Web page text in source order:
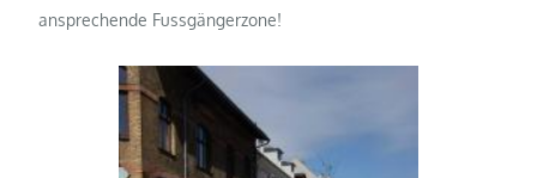
ansprechende Fussgängerzone!